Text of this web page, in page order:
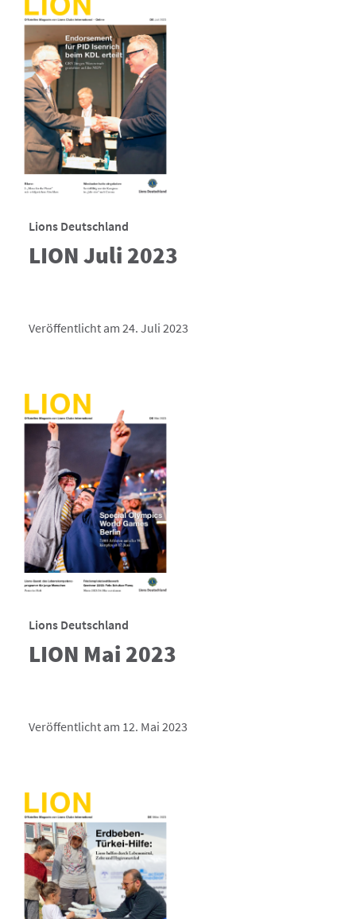
Lions Deutschland
LION Juli 2023
Veröffentlicht am 24. Juli 2023
Lions Deutschland
LION Mai 2023
Veröffentlicht am 12. Mai 2023